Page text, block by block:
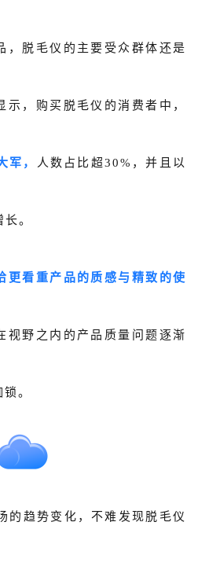
，脱毛仪的主要受众群体还是
示，购买脱毛仪的消费者中，
军， 人数占比超30%，并且以
。
更看重产品的质感与精致的使
视野之内的产品质量问题逐渐
。
的趋势变化，不难发现脱毛仪